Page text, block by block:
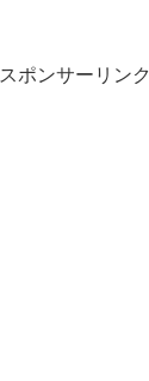
スポンサーリンク